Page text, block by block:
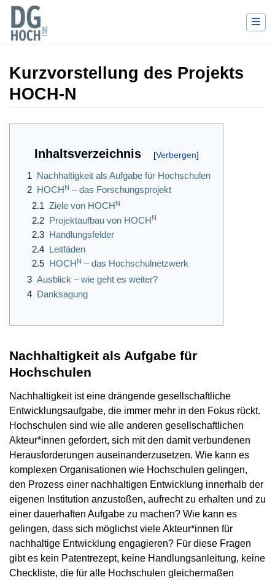
Kurzvorstellung des Projekts
HOCH-N
Wechseln zu:Navigation,Suche
Inhaltsverzeichnis
1 Nachhaltigkeit als Aufgabe für Hochschulen
2 HOCHN – das Forschungsprojekt
2.1 Ziele von HOCHN
2.2 Projektaufbau von HOCHN
2.3 Handlungsfelder
2.4 Leitfäden
2.5 HOCHN – das Hochschulnetzwerk
3 Ausblick – wie geht es weiter?
4 Danksagung
Nachhaltigkeit als Aufgabe für
Hochschulen
Nachhaltigkeit ist eine drängende gesellschaftliche
Entwicklungsaufgabe, die immer mehr in den Fokus rückt.
Hochschulen sind wie alle anderen gesellschaftlichen
Akteur*innen gefordert, sich mit den damit verbundenen
Herausforderungen auseinanderzusetzen. Wie kann es
komplexen Organisationen wie Hochschulen gelingen,
den Prozess einer nachhaltigen Entwicklung innerhalb der
eigenen Institution anzustoßen, aufrecht zu erhalten und zu
einer dauerhaften Aufgabe zu machen? Wie kann es
gelingen, dass sich möglichst viele Akteur*innen für
nachhaltige Entwicklung engagieren? Für diese Fragen
gibt es kein Patentrezept, keine Handlungsanleitung, keine
Checkliste, die für alle Hochschulen gleichermaßen